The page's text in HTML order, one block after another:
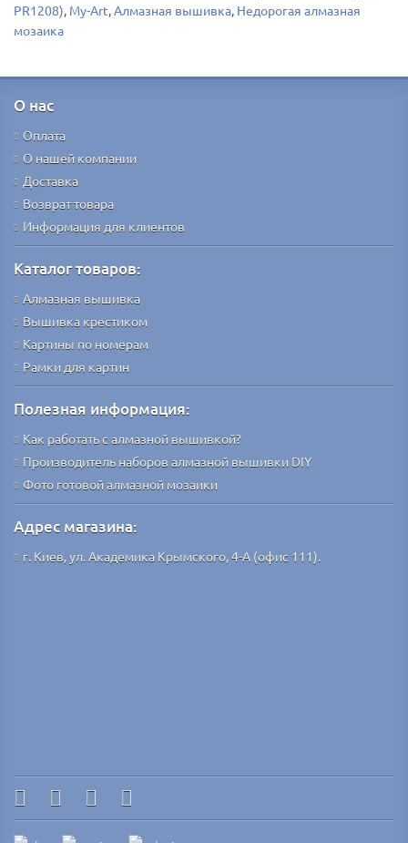
PR1208), My-Art,Алмазная вышивка, Недорогая алмазная
мозаика
О нас
Оплата
О нашей компании
Доставка
Возврат товара
Информация для клиентов
Каталог товаров:
Алмазная вышивка
Вышивка крестиком
Картины по номерам
Рамки для картин
Полезная информация:
Как работать с алмазной вышивкой?
Производитель наборов алмазной вышивки DIY
Фото готовой алмазной мозаики
Адрес магазина:
г. Киев, ул. Академика Крымского, 4-А (офис 111).